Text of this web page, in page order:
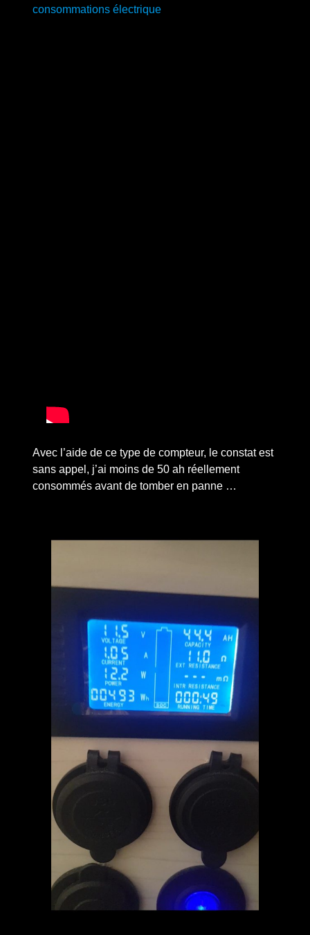
consommations électrique
Avec l’aide de ce type de compteur, le constat est
sans appel, j’ai moins de 50 ah réellement
consommés avant de tomber en panne …